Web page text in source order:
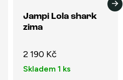
Jampi Lola shark
zima
2 190 Kč
Skladem 1 ks